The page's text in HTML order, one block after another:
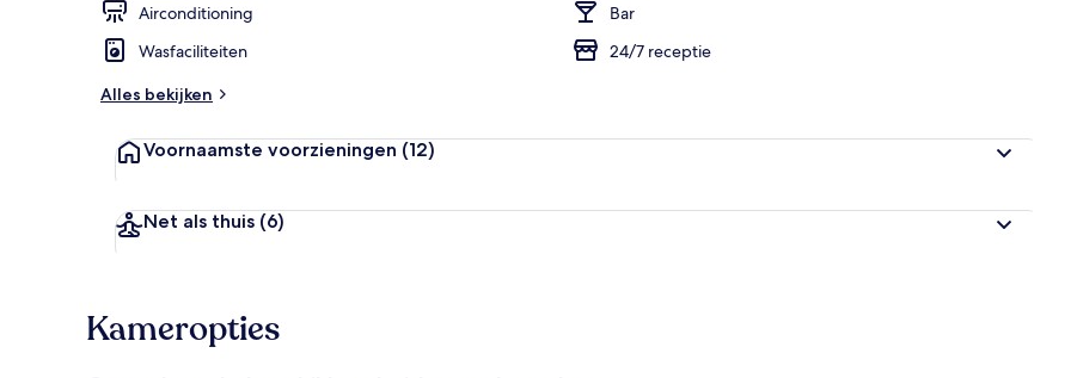
Airconditioning
Bar
Wasfaciliteiten
24/7 receptie
Alles bekijken
Voornaamste voorzieningen (12)
Net als thuis (6)
Kameropties